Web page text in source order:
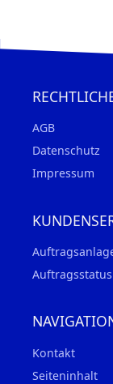
AGB
Datenschutz
Impressum
Auftragsstatus
Kontakt
Seiteninhalt